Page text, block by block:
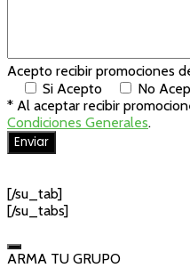
Acepto recibir promociones
Si Acepto
No
* Al aceptar recibir
Condiciones Generales.
[/su_tab]
[/su_tabs]
ARMA TU GRUPO